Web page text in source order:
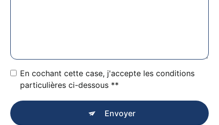
En cochant cette case, j'accepte les conditions
particulières ci-dessous **
Envoyer